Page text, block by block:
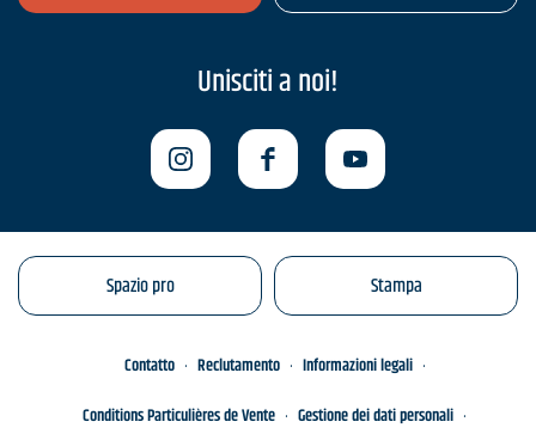
Unisciti a noi!
Spazio pro Stampa
Contatto Reclutamento
Informazioni legali
Conditions Particulières de Vente
Gestione dei dati personali